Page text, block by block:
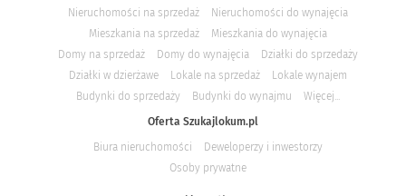
Nieruchomości na sprzedaż
Nieruchomości do wynajęcia
Mieszkania na sprzedaż
Mieszkania do wynajęcia
Domy na sprzedaż
Domy do wynajęcia
Działki do sprzedaży
Działki w dzierżawe
Lokale na sprzedaż
Lokale wynajem
Budynki do sprzedaży
Budynki do wynajmu
Więcej...
Oferta Szukajlokum.pl
Biura nieruchomości
Deweloperzy i inwestorzy
Osoby prywatne